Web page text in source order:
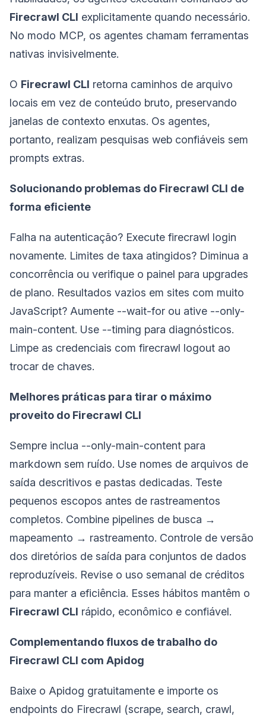
Firecrawl CLI explicitamente quando necessário.
No modo MCP, os agentes chamam ferramentas
nativas invisivelmente.
O Firecrawl CLI retorna caminhos de arquivo
locais em vez de conteúdo bruto, preservando
janelas de contexto enxutas. Os agentes,
portanto, realizam pesquisas web confiáveis sem
prompts extras.
Solucionando problemas do Firecrawl CLI de
forma eficiente
Falha na autenticação? Execute firecrawl login
novamente. Limites de taxa atingidos? Diminua a
concorrência ou verifique o painel para upgrades
de plano. Resultados vazios em sites com muito
JavaScript? Aumente --wait-for ou ative --only-
main-content. Use --timing para diagnósticos.
Limpe as credenciais com firecrawl logout ao
trocar de chaves.
Melhores práticas para tirar o máximo
proveito do Firecrawl CLI
Sempre inclua --only-main-content para
markdown sem ruído. Use nomes de arquivos de
saída descritivos e pastas dedicadas. Teste
pequenos escopos antes de rastreamentos
completos. Combine pipelines de busca →
mapeamento → rastreamento. Controle de versão
dos diretórios de saída para conjuntos de dados
reproduzíveis. Revise o uso semanal de créditos
para manter a eficiência. Esses hábitos mantêm o
Firecrawl CLI rápido, econômico e confiável.
Complementando fluxos de trabalho do
Firecrawl CLI com Apidog
Baixe o Apidog gratuitamente e importe os
endpoints do Firecrawl (scrape, search, crawl,